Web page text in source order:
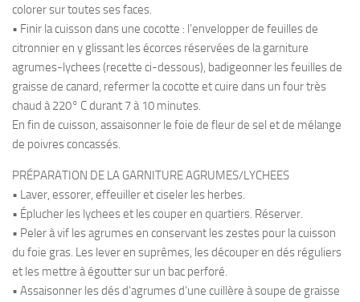
colorer sur toutes ses faces.
• Finir la cuisson dans une cocotte : l’envelopper de feuilles de
citronnier en y glissant les écorces réservées de la garniture
agrumes-lychees (recette ci-dessous), badigeonner les feuilles de
graisse de canard, refermer la cocotte et cuire dans un four très
chaud à 220° C durant 7 à 10 minutes.
En fin de cuisson, assaisonner le foie de fleur de sel et de mélange
de poivres concassés.
PRÉPARATION DE LA GARNITURE AGRUMES/LYCHEES
• Laver, essorer, effeuiller et ciseler les herbes.
• Éplucher les lychees et les couper en quartiers. Réserver.
• Peler à vif les agrumes en conservant les zestes pour la cuisson
du foie gras. Les lever en suprêmes, les découper en dés réguliers
et les mettre à égoutter sur un bac perforé.
• Assaisonner les dés d’agrumes d’une cuillère à soupe de graisse